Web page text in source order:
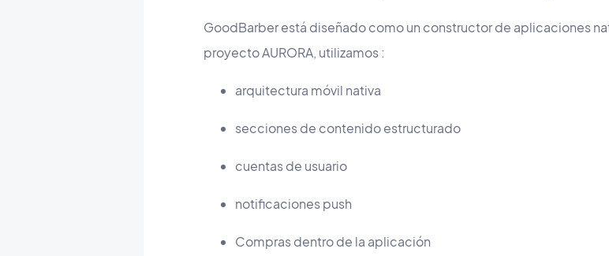
GoodBarber está diseñado como un constructor de aplicaciones
proyecto AURORA, utilizamos :
arquitectura móvil nativa
secciones de contenido estructurado
cuentas de usuario
notificaciones push
Compras dentro de la aplicación